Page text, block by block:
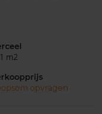
m2
opvragen